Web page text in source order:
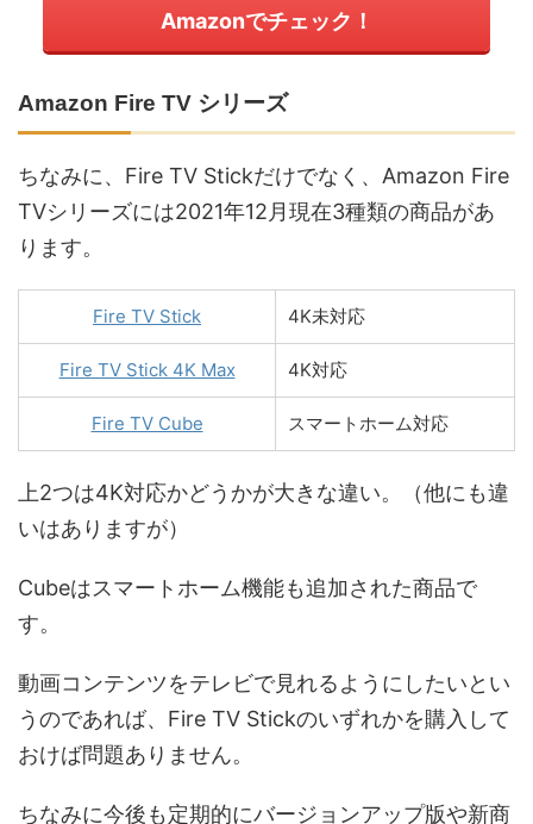
Amazonでチェック！
Amazon Fire TV シリーズ
ちなみに、Fire TV Stickだけでなく、Amazon Fire
TVシリーズには2021年12月現在3種類の商品があ
ります。
Fire TV Stick 4K未対応
Fire TV Stick 4K Max 4K対応
Fire TV Cube スマートホーム対応
上2つは4K対応かどうかが大きな違い。（他にも違
いはありますが）
Cubeはスマートホーム機能も追加された商品で
す。
動画コンテンツをテレビで見れるようにしたいとい
うのであれば、Fire TV Stickのいずれかを購入して
おけば問題ありません。
ちなみに今後も定期的にバージョンアップ版や新商